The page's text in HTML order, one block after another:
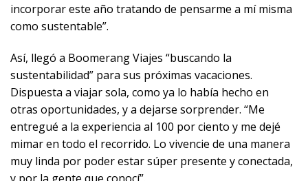
incorporar este año tratando de pensarme a mí misma
como sustentable”.
Así, llegó a Boomerang Viajes “buscando la
sustentabilidad” para sus próximas vacaciones.
Dispuesta a viajar sola, como ya lo había hecho en
otras oportunidades, y a dejarse sorprender. “Me
entregué a la experiencia al 100 por ciento y me dejé
mimar en todo el recorrido. Lo vivencie de una manera
muy linda por poder estar súper presente y conectada,